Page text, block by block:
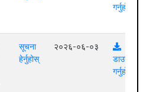
गर्नुहोस्
सूचना
हेर्नुहोस्
२०२६-०६-०३
डाउनलोड
गर्नुहोस्